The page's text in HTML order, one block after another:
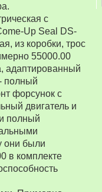
с
Up Seal DS-
из коробки, трос
55000.00
адаптированный
полный
форсунок с
двигатель и
полный
они были
в комплекте